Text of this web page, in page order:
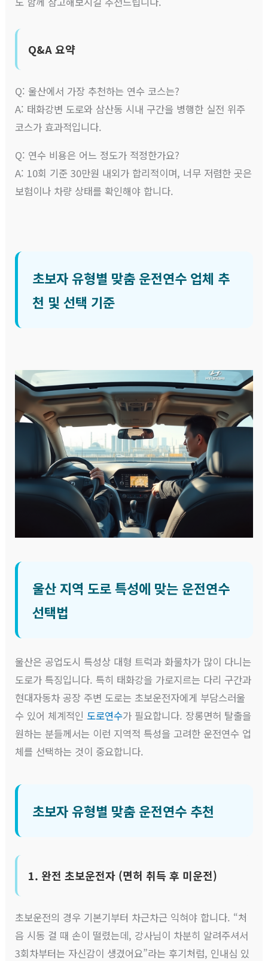
Q&A 요약
Q: 울산에서 가장 추천하는 연수 코스는?
A: 태화강변 도로와 삼산동 시내 구간을 병행한 실전 위주
코스가 효과적입니다.
Q: 연수 비용은 어느 정도가 적정한가요?
A: 10회 기준 30만원 내외가 합리적이며, 너무 저렴한 곳은
보험이나 차량 상태를 확인해야 합니다.
초보자 유형별 맞춤 운전연수 업체 추
천 및 선택 기준
울산 지역 도로 특성에 맞는 운전연수
선택법
울산은 공업도시 특성상 대형 트럭과 화물차가 많이 다니는
도로가 특징입니다. 특히 태화강을 가로지르는 다리 구간과
현대자동차 공장 주변 도로는 초보운전자에게 부담스러울
수 있어 체계적인 도로연수가 필요합니다. 장롱면허 탈출을
원하는 분들께서는 이런 지역적 특성을 고려한 운전연수 업
체를 선택하는 것이 중요합니다.
초보자 유형별 맞춤 운전연수 추천
1. 완전 초보운전자 (면허 취득 후 미운전)
초보운전의 경우 기본기부터 차근차근 익혀야 합니다. “처
음 시동 걸 때 손이 떨렸는데, 강사님이 차분히 알려주셔서
3회차부터는 자신감이 생겼어요”라는 후기처럼, 인내심 있